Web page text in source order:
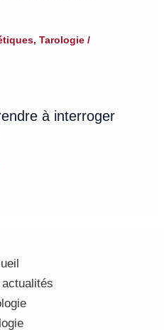
, Tarologie/
à interroger